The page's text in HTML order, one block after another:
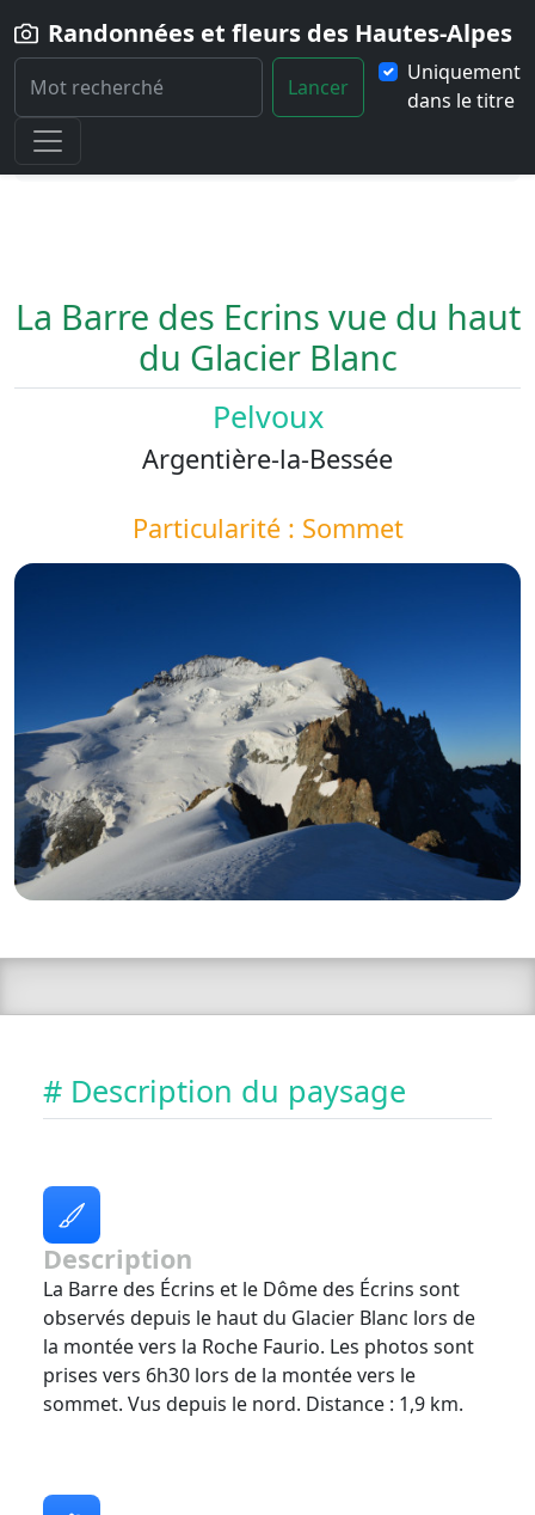
Randonnées et fleurs des Hautes-Alpes
Lancer
Uniquement
dans le titre
Home
Paysage
La-Barre-des-Ecrins-vue-du-haut-du-Glacier-
Blanc
La Barre des Ecrins vue du haut
du Glacier Blanc
Pelvoux
Argentière-la-Bessée
Particularité : Sommet
# Description du paysage
Description
La Barre des Écrins et le Dôme des Écrins sont
observés depuis le haut du Glacier Blanc lors de
la montée vers la Roche Faurio. Les photos sont
prises vers 6h30 lors de la montée vers le
sommet. Vus depuis le nord. Distance : 1,9 km.